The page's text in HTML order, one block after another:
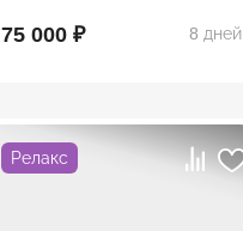
Сахрайские
75 000 ₽ 8 дней
Релакс